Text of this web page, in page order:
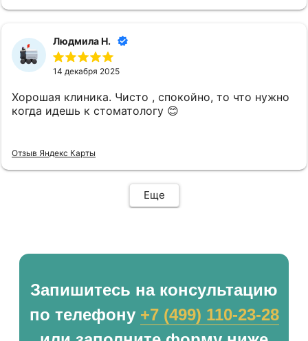
Людмила Н.
14 декабря 2025
Хорошая клиника. Чисто , спокойно, то что нужно
когда идешь к стоматологу 😊
Отзыв Яндекс Карты
Еще